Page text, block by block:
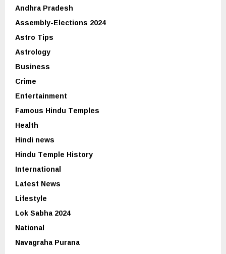
Andhra Pradesh
Assembly-Elections 2024
Astro Tips
Astrology
Business
Crime
Entertainment
Famous Hindu Temples
Health
Hindi news
Hindu Temple History
International
Latest News
Lifestyle
Lok Sabha 2024
National
Navagraha Purana